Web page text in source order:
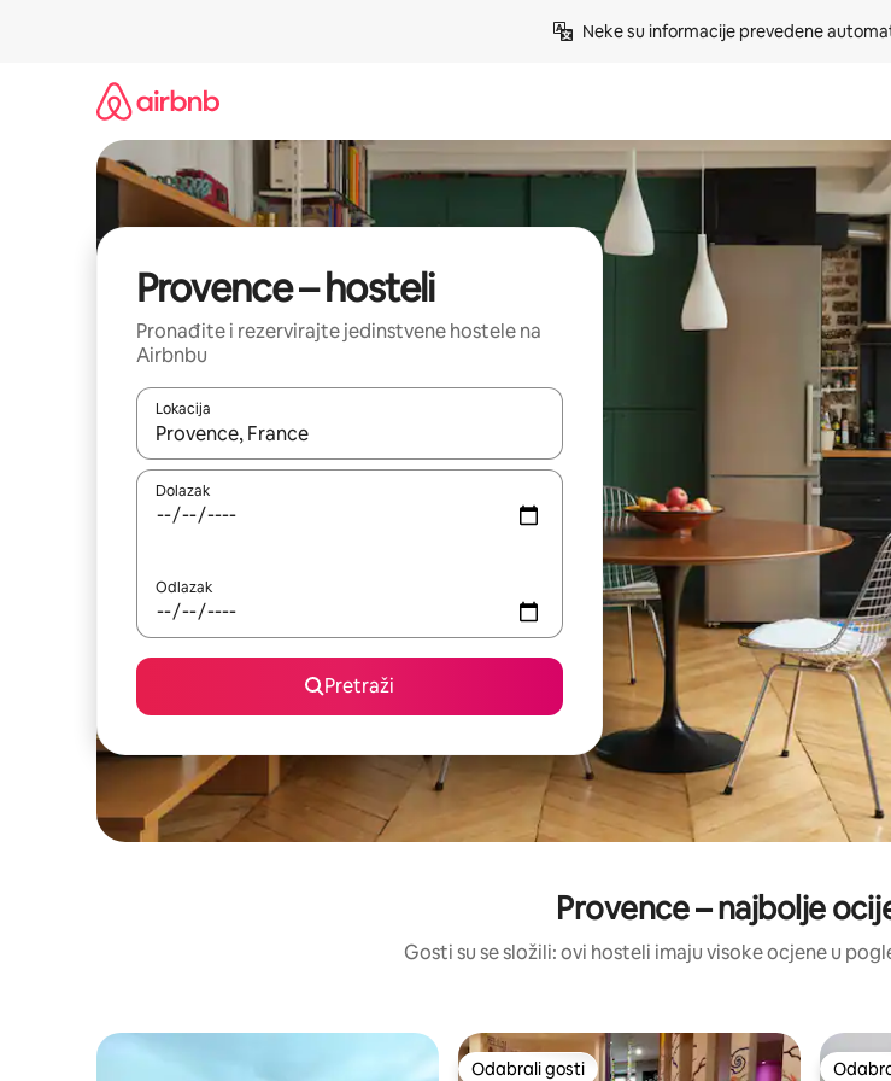
Neke su informacije prevedene
Provence – hosteli
Pronađite i rezervirajte jedinstvene hostele na
Airbnbu
Lokacija
Kada budu dostupni rezultati, moći ćete ih pregledati koristeći se strelicama prema gore i
Dolazak
Odlazak
Pretraži
Provence – najbolje
Gosti su se složili: ovi hosteli imaju visoke ocjene u
Odabrali gosti